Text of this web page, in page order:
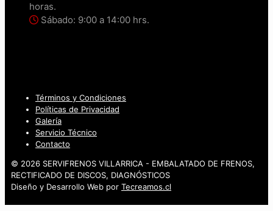
horas.
Sábado: 9:00 a 14:00 hrs.
Términos y Condiciones
Políticas de Privacidad
Galería
Servicio Técnico
Contacto
© 2026 SERVIFRENOS VILLARRICA - EMBALATADO DE FRENOS,
RECTIFICADO DE DISCOS, DIAGNÓSTICOS
Diseño y Desarrollo Web por Tecreamos.cl